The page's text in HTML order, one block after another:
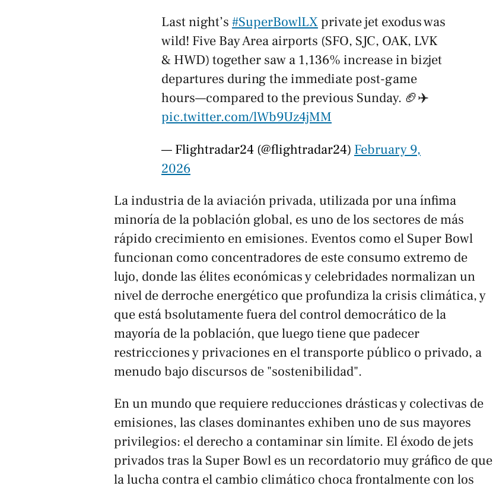
Last night’s #SuperBowlLX private jet exodus was
wild! Five Bay Area airports (SFO, SJC, OAK, LVK
& HWD) together saw a 1,136% increase in bizjet
departures during the immediate post-game
hours—compared to the previous Sunday. 🏈✈️
pic.twitter.com/lWb9Uz4jMM
— Flightradar24 (@flightradar24) February 9,
2026
La industria de la aviación privada, utilizada por una ínfima
minoría de la población global, es uno de los sectores de más
rápido crecimiento en emisiones. Eventos como el Super Bowl
funcionan como concentradores de este consumo extremo de
lujo, donde las élites económicas y celebridades normalizan un
nivel de derroche energético que profundiza la crisis climática, y
que está bsolutamente fuera del control democrático de la
mayoría de la población, que luego tiene que padecer
restricciones y privaciones en el transporte público o privado, a
menudo bajo discursos de "sostenibilidad".
En un mundo que requiere reducciones drásticas y colectivas de
emisiones, las clases dominantes exhiben uno de sus mayores
privilegios: el derecho a contaminar sin límite. El éxodo de jets
privados tras la Super Bowl es un recordatorio muy gráfico de que
la lucha contra el cambio climático choca frontalmente con los